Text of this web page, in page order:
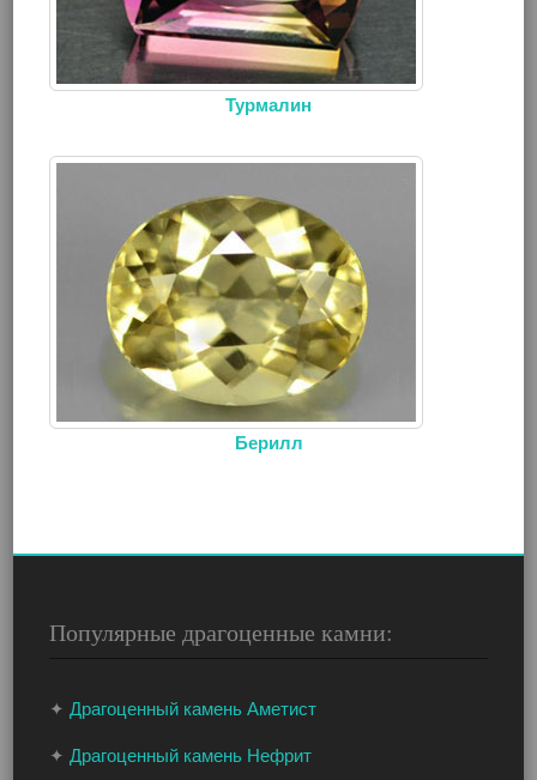
Турмалин
Берилл
Популярные драгоценные камни:
✦Драгоценный камень Аметист
✦Драгоценный камень Нефрит